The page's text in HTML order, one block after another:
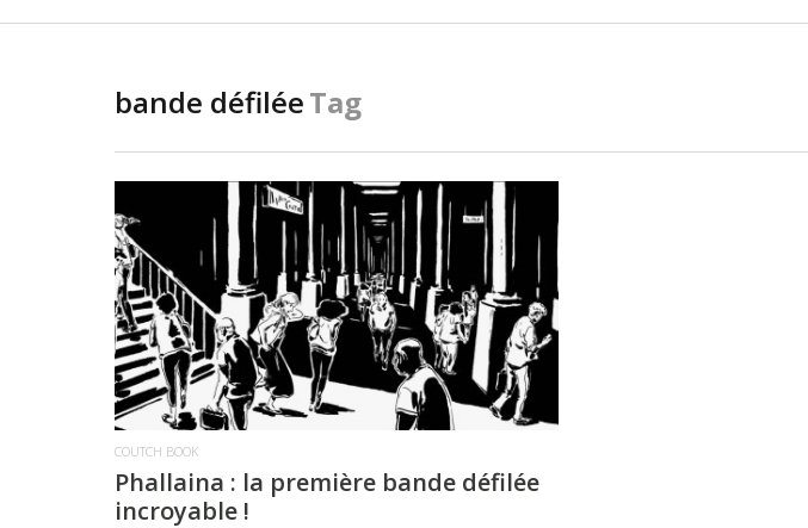
bande défiléeTag
LIRE LA SUITE
COUTCH BOOK
Phallaina : la première bande défilée
incroyable !